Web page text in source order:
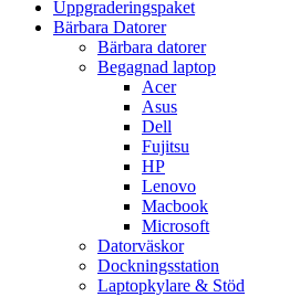
Uppgraderingspaket
Bärbara Datorer
Bärbara datorer
Begagnad laptop
Acer
Asus
Dell
Fujitsu
HP
Lenovo
Macbook
Microsoft
Datorväskor
Dockningsstation
Laptopkylare & Stöd